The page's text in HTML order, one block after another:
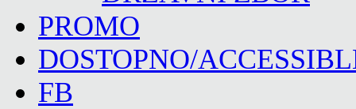
PROMO
DOSTOPNO/
FB